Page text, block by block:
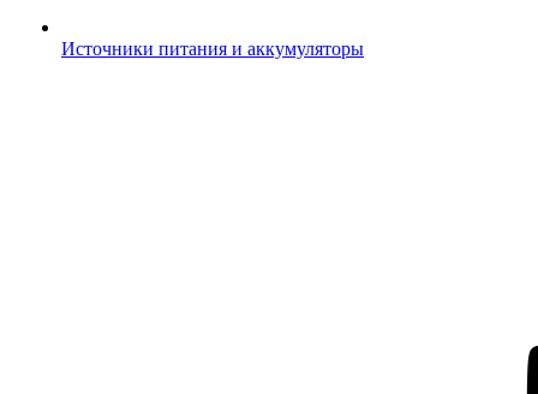
Источники питания и аккумуляторы